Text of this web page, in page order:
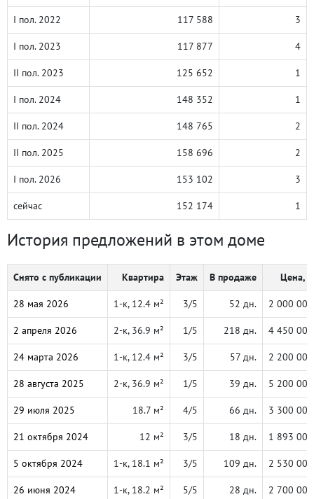
I пол. 2022 117 588 3
I пол. 2023 117 877 4
II пол. 2023 125 652 1
I пол. 2024 148 352 1
II пол. 2024 148 765 2
II пол. 2025 158 696 2
I пол. 2026 153 102 3
сейчас 152 174 1
История предложений в этом доме
Снято с публикации Квартира Этаж В продаже Цена, ₽
28 мая 2026 1-к, 12.4 м² 3/5 52 дн. 2 000 000
2 апреля 2026 2-к, 36.9 м² 1/5 218 дн. 4 450 000
24 марта 2026 1-к, 12.4 м² 3/5 57 дн. 2 200 000
28 августа 2025 2-к, 36.9 м² 1/5 39 дн. 5 200 000
29 июля 2025 18.7 м² 4/5 66 дн. 3 300 000
21 октября 2024 12 м² 3/5 18 дн. 1 893 000
5 октября 2024 1-к, 18.1 м² 3/5 109 дн. 2 530 000
26 июня 2024 1-к, 18.2 м² 5/5 28 дн. 2 700 000